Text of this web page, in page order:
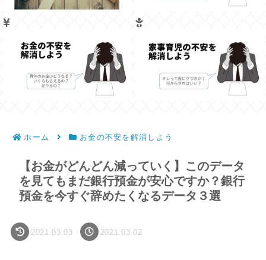
ホーム お金の不安を解消しよう
【お金がどんどん減っていく】このデータ
を見てもまだ銀行預金が安心ですか？銀行
預金を今すぐ辞めたくなるデータ３選
2021.03.03 2021.03.02